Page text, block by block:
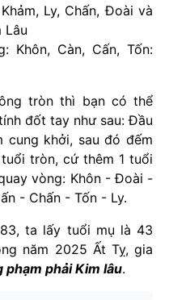
Ly, Chấn, Đoài và
Lâu
Khôn, Càn, Cấn, Tốn:
tròn thì bạn có thể
đốt tay như sau: Đầu
khởi, sau đó đếm
tròn, cứ thêm 1 tuổi
vòng: Khôn - Đoài -
- Chấn - Tốn - Ly.
ta lấy tuổi mụ là 43
năm 2025 Ất Tỵ, gia
phạm phải Kim lâu.